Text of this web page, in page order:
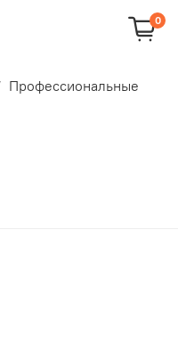
0
Профессиональные